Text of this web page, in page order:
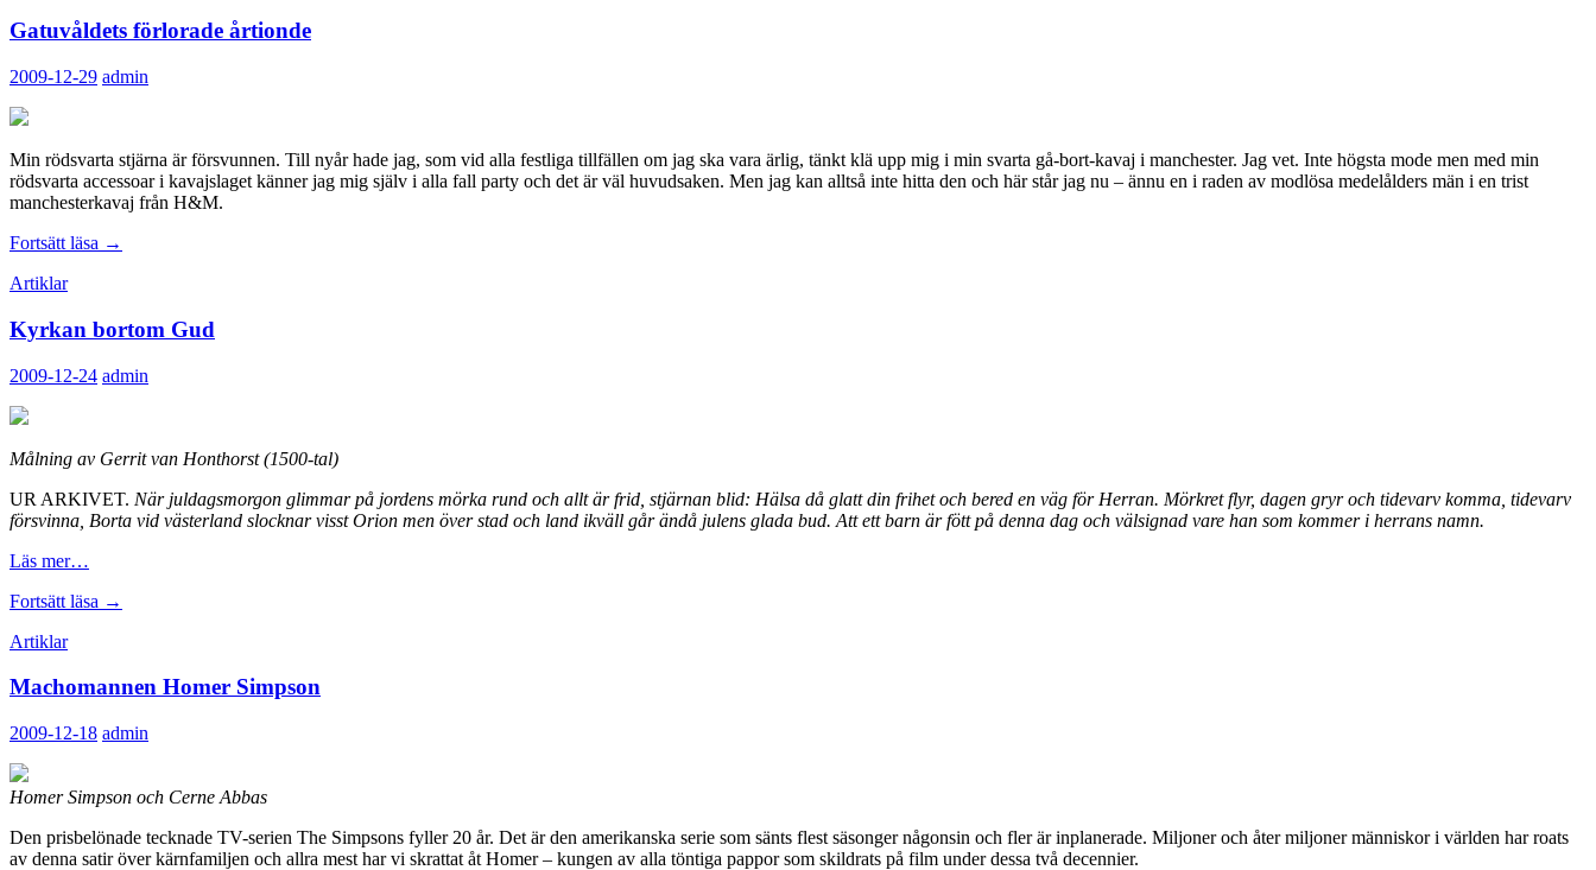
Gatuvåldets förlorade årtionde
2009-12-29 admin
Min rödsvarta stjärna är försvunnen. Till nyår hade jag, som vid alla festliga tillfällen om jag ska vara ärlig, tänkt klä upp mig i min svarta gå-bort-kavaj i manchester. Jag vet. Inte högsta mode men med min
rödsvarta accessoar i kavajslaget känner jag mig själv i alla fall party och det är väl huvudsaken. Men jag kan alltså inte hitta den och här står jag nu – ännu en i raden av modlösa medelålders män i en trist
manchesterkavaj från H&M.
Fortsätt läsa Gatuvåldets
→
Artiklar
Kyrkan bortom Gud
2009-12-24 admin
Målning av Gerrit van Honthorst (1500-tal)
UR ARKIVET. När juldagsmorgon glimmar på jordens mörka rund och allt är frid, stjärnan blid: Hälsa då glatt din frihet och bered en väg för Herran. Mörkret flyr, dagen gryr och tidevarv komma, tidevarv
försvinna, Borta vid västerland slocknar visst Orion men över stad och land ikväll går ändå julens glada bud. Att ett barn är fött på denna dag och välsignad vare han som kommer i herrans namn.
Läs mer…
Fortsätt läsa Kyrkan
→
Artiklar
Machomannen Homer Simpson
2009-12-18 admin
Homer Simpson och Cerne Abbas
Den prisbelönade tecknade TV-serien The Simpsons fyller 20 år. Det är den amerikanska serie som sänts flest säsonger någonsin och fler är inplanerade. Miljoner och åter miljoner människor i världen har roats
av denna satir över kärnfamiljen och allra mest har vi skrattat åt Homer – kungen av alla töntiga pappor som skildrats på film under dessa två decennier.